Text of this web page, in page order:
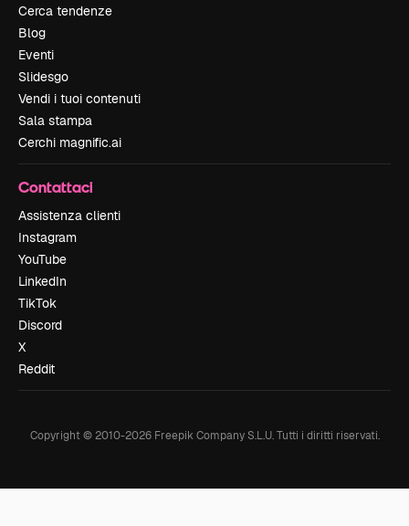
Cerca tendenze
Blog
Eventi
Slidesgo
Vendi i tuoi contenuti
Sala stampa
Cerchi magnific.ai
Contattaci
Assistenza clienti
Instagram
YouTube
LinkedIn
TikTok
Discord
X
Reddit
Copyright © 2010-2026Freepik Company S.L.U. Tutti i diritti riservati.